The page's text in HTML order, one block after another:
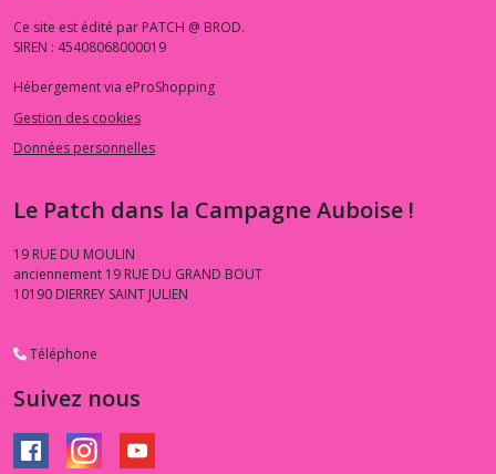
Ce site est édité par PATCH @ BROD.
SIREN : 45408068000019
Hébergement via eProShopping
Gestion des cookies
Données personnelles
Le Patch dans la Campagne Auboise !
19 RUE DU MOULIN
anciennement 19 RUE DU GRAND BOUT
10190 DIERREY SAINT JULIEN
Téléphone
Suivez nous